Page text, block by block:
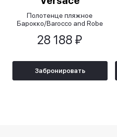
Полотенце пляжное
Барокко/Barocco and Robe
28 188 ₽
Забронировать